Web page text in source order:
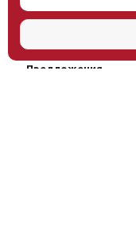
Научная школа
Услуги
Предложения